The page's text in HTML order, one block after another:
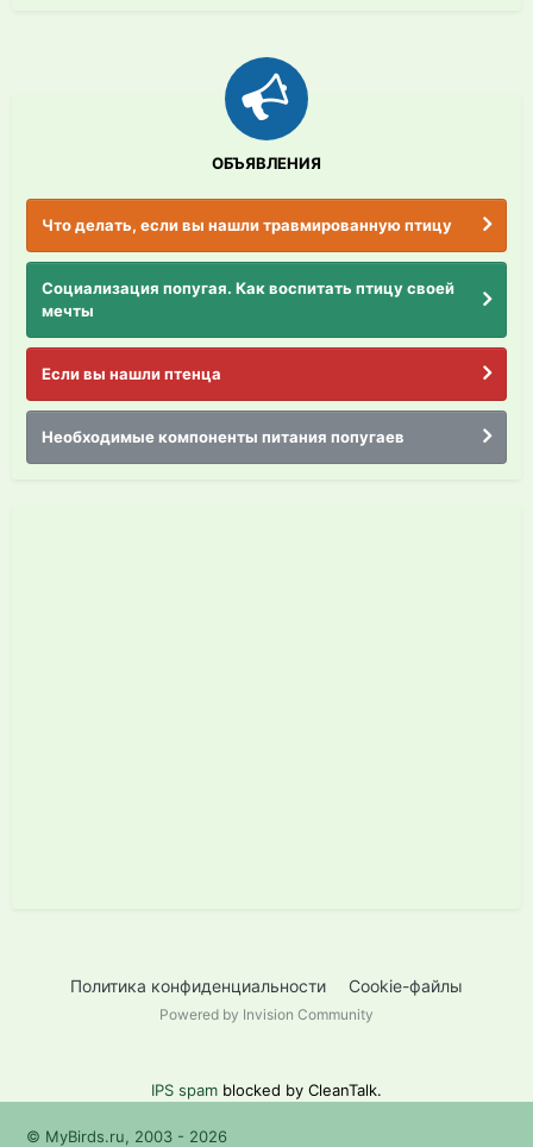
ОБЪЯВЛЕНИЯ
Что делать, если вы нашли травмированную птицу
Социализация попугая. Как воспитать птицу своей
мечты
Если вы нашли птенца
Необходимые компоненты питания попугаев
Политика конфиденциальности Cookie-файлы
Powered by Invision Community
IPS spam blocked by CleanTalk.
© MyBirds.ru, 2003 - 2026